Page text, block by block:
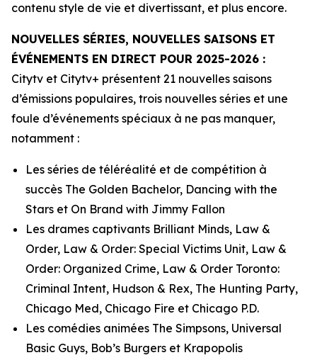
contenu style de vie et divertissant, et plus encore.
NOUVELLES SÉRIES, NOUVELLES SAISONS ET
ÉVÉNEMENTS EN DIRECT POUR 2025-2026 :
Citytv et Citytv+ présentent 21 nouvelles saisons
d’émissions populaires, trois nouvelles séries et une
foule d’événements spéciaux à ne pas manquer,
notamment :
Les séries de téléréalité et de compétition à
succès The Golden Bachelor, Dancing with the
Stars et On Brand with Jimmy Fallon
Les drames captivants Brilliant Minds, Law &
Order, Law & Order: Special Victims Unit, Law &
Order: Organized Crime, Law & Order Toronto:
Criminal Intent, Hudson & Rex, The Hunting Party,
Chicago Med, Chicago Fire et Chicago P.D.
Les comédies animées The Simpsons, Universal
Basic Guys, Bob’s Burgers et Krapopolis